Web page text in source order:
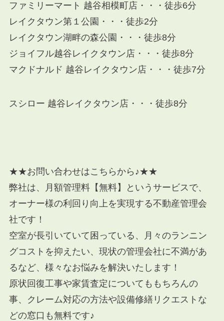
ファミリーマート 越谷相模町店・・・徒歩6分
レイクタウン第１公園 ・・・徒歩2分
レイクタウン湖畔の森公園 ・・・徒歩8分
ジョイフル越谷レイクタウン店・・・徒歩8分
マクドナルド 越谷レイクタウン店・・・徒歩7分
スシロー 越谷レイクタウン店・・・徒歩8分
★★お問い合わせはこちらから♪★★
弊社は、月額管理料【無料】というサービスで、
オーナー様の利回り向上を実現する不動産管理会
社です！
空室が長引いていて困っている、月々のランニン
グコストを抑えたい、現状の管理会社に不満があ
るなど、様々なお悩みを解決いたします！
原状回復工事や家賃査定についてももちろんの
事、クレーム対応の方法や設備修繕リクエストな
どの窓口も無料です♪